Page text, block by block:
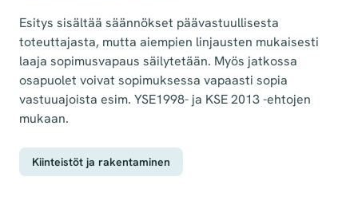
Esitys sisältää säännökset päävastuullisesta
toteuttajasta, mutta aiempien linjausten mukaisesti
laaja sopimusvapaus säilytetään. Myös jatkossa
osapuolet voivat sopimuksessa vapaasti sopia
vastuuajoista esim. YSE1998- ja KSE 2013 -ehtojen
mukaan.
Kiinteistöt ja rakentaminen